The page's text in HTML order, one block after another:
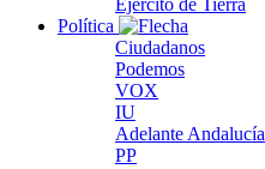
Ejército de Tierra
Política
Ciudadanos
Podemos
VOX
IU
Adelante Andalucía
PP